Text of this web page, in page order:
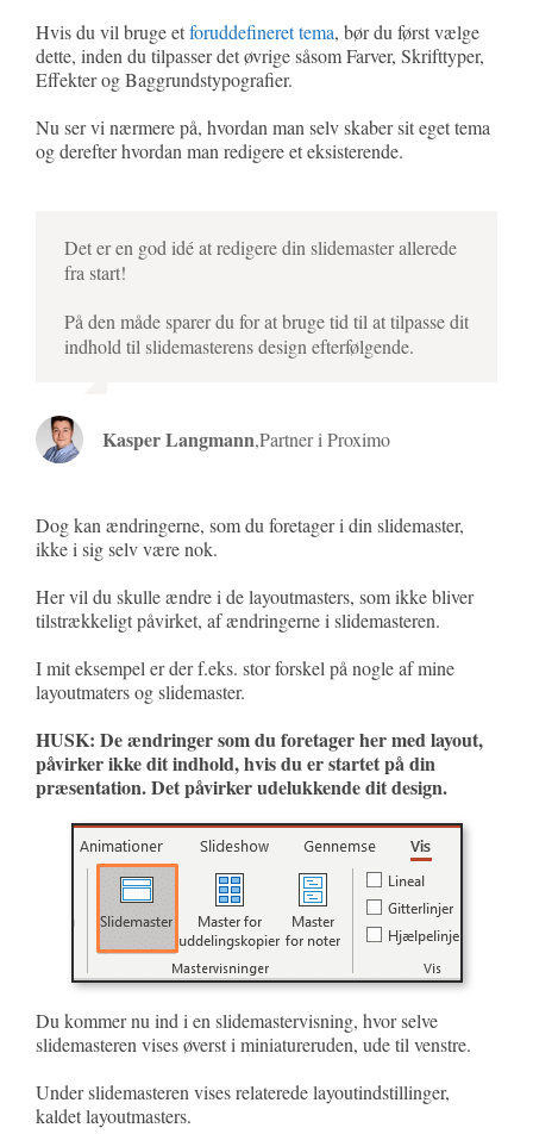
Hvis du vil bruge etforuddefineret tema, bør du først vælge
dette, inden du tilpasser det øvrige såsom Farver, Skrifttyper,
Effekter og Baggrundstypografier.
Nu ser vi nærmere på, hvordan man selv skaber sit eget tema
og derefter hvordan man redigere et eksisterende.
Det er en god idé at redigere din slidemaster allerede
fra start!
På den måde sparer du for at bruge tid til at tilpasse dit
indhold til slidemasterens design efterfølgende.
Kasper Langmann,Partner i Proximo
Dog kan ændringerne, som du foretager i din slidemaster,
ikke i sig selv være nok.
Her vil du skulle ændre i de layoutmasters, som ikke bliver
tilstrækkeligt påvirket, af ændringerne i slidemasteren.
I mit eksempel er der f.eks. stor forskel på nogle af mine
layoutmaters og slidemaster.
HUSK: De ændringer som du foretager her med layout,
påvirker ikke dit indhold, hvis du er startet på din
præsentation. Det påvirker udelukkende dit design.
Du kommer nu ind i en slidemastervisning, hvor selve
slidemasteren vises øverst i miniatureruden, ude til venstre.
Under slidemasteren vises relaterede layoutindstillinger,
kaldet layoutmasters.